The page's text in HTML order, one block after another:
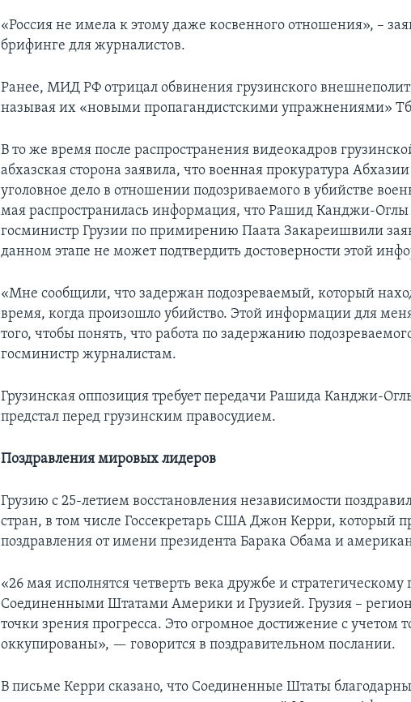
«Россия не имела к этому даже косвенного отношения», –
брифинге для журналистов.
Ранее, МИД РФ отрицал обвинения грузинского
называя их «новыми пропагандистскими упражнениями»
В то же время после распространения видеокадров
абхазская сторона заявила, что военная прокуратура Абхазии
уголовное дело в отношении подозриваемого в убийстве
мая распространилась информация, что Рашид Канджи-
госминистр Грузии по примирению Паата Закареишвили
данном этапе не может подтвердить достоверности этой
«Мне сообщили, что задержан подозреваемый, который
время, когда произошло убийство. Этой информации для
того, чтобы понять, что работа по задержанию
госминистр журналистам.
Грузинская оппозиция требует передачи Рашида Канджи-
предстал перед грузинским правосудием.
Поздравления мировых лидеров
Грузию с 25-летием восстановления независимости
стран, в том числе Госсекретарь США Джон Керри, который
поздравления от имени президента Барака Обама и
«26 мая исполнятся четверть века дружбе и
Соединенными Штатами Америки и Грузией. Грузия –
точки зрения прогресса. Это огромное достижение с учетом
оккупированы», — говорится в поздравительном послании.
В письме Керри сказано, что Соединенные Штаты благодарны